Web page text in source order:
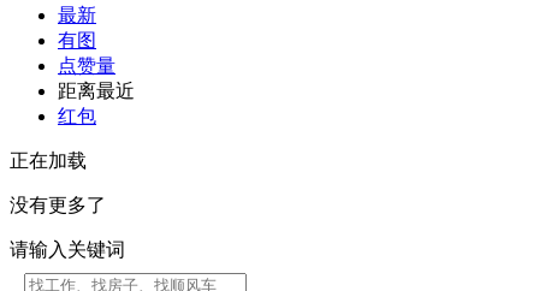
最新
有图
点赞量
距离最近
红包
正在加载
没有更多了
请输入关键词